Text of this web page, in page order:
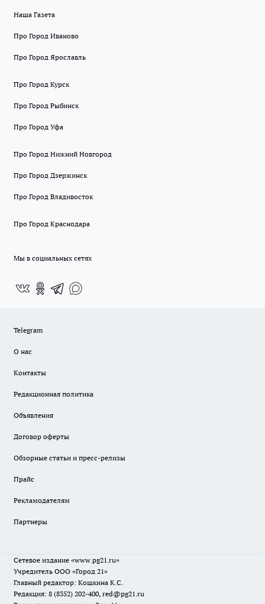
Наша Газета
Про Город Иваново
Про Город Ярославль
Про Город Курск
Про Город Рыбинск
Про Город Уфа
Про Город Нижний Новгород
Про Город Дзержинск
Про Город Владивосток
Про Город Краснодара
Мы в социальных сетях
Telegram
О нас
Контакты
Редакционная политика
Объявления
Договор оферты
Обзорные статьи и пресс-релизы
Прайс
Рекламодателям
Партнеры
Сетевое издание «www.pg21.ru»
Учредитель ООО «Город 21»
Главный редактор: Кошкина К.С.
Редакция: 8 (8352) 202-400, red@pg21.ru